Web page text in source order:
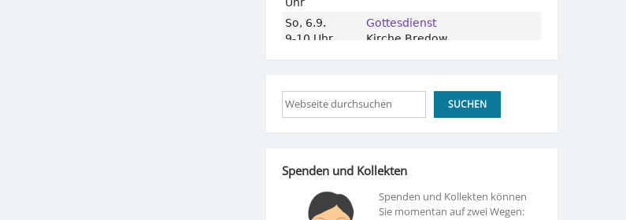
Suchen SUCHEN
Spenden und Kollekten
Spenden und Kollekten können
Sie momentan auf zwei Wegen: